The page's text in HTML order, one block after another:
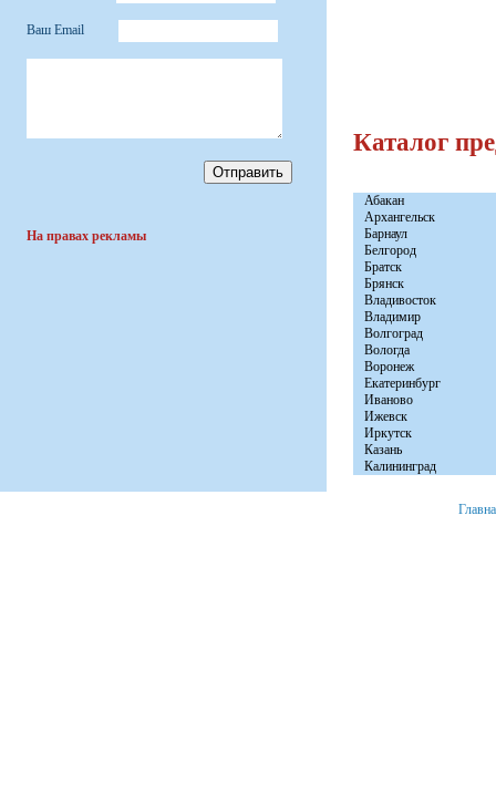
Ваш Email
На правах рекламы
Каталог
Абакан
Архангельск
Барнаул
Белгород
Братск
Брянск
Владивосток
Владимир
Волгоград
Вологда
Воронеж
Екатеринбург
Иваново
Ижевск
Иркутск
Казань
Калининград